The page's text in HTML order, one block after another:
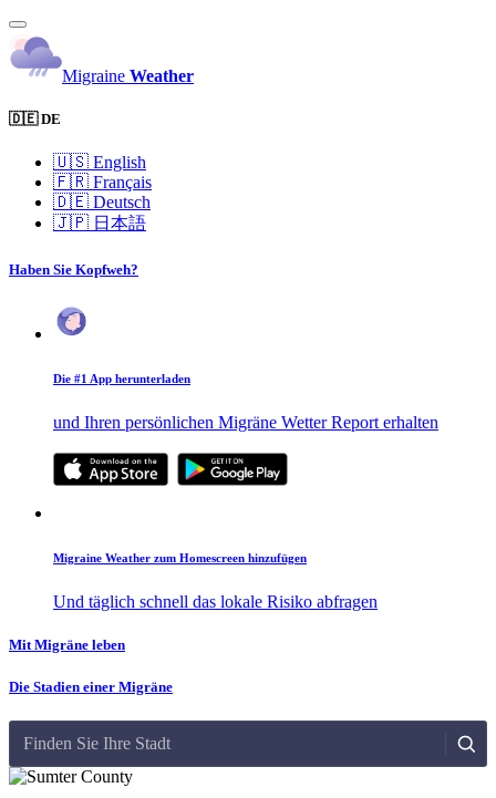
Migraine Weather
🇩🇪 DE
🇺🇸 English
🇫🇷 Français
🇩🇪 Deutsch
🇯🇵 日本語
Haben Sie Kopfweh?
Die #1 App herunterladen
und Ihren persönlichen Migräne Wetter Report erhalten
Migraine Weather zum Homescreen hinzufügen
Und täglich schnell das lokale Risiko abfragen
Mit Migräne leben
Die Stadien einer Migräne
Finden Sie Ihre Stadt